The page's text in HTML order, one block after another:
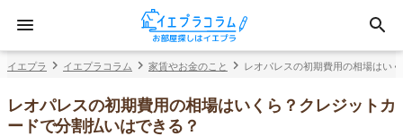
イエプラ イエプラコラム 家賃やお金のこと レオパレスの初期費用の相場はい
レオパレスの初期費用の相場はいくら？クレジットカ
ードで分割払いはできる？